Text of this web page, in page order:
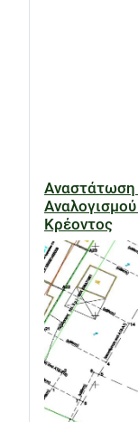
Αναστάτωση
Κρέοντος